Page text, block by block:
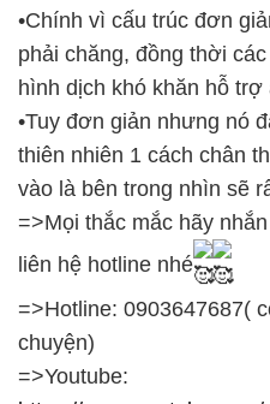
•Chính vì cấu trúc đơn
phải chăng, đồng thời
hình dịch khó khăn hỗ trợ
•Tuy đơn giản nhưng nó
thiên nhiên 1 cách chân
vào là bên trong nhìn sẽ
=>Mọi thắc mắc hãy
liên hệ hotline nhé
=>Hotline: 0903647687(
chuyện)
=>Youtube: